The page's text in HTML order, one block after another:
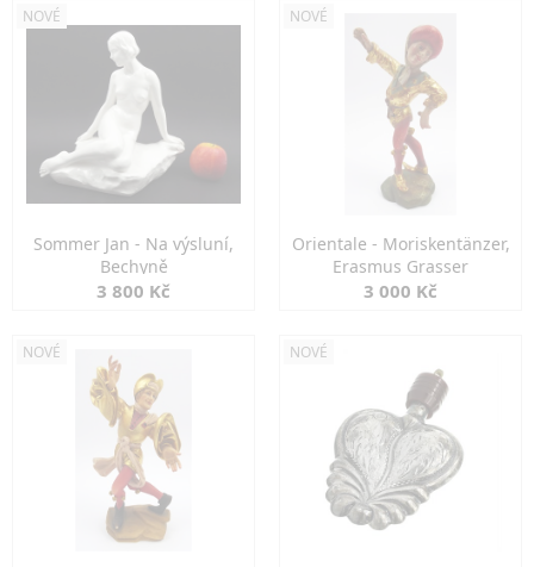
NOVÉ
Sommer Jan - Na výsluní,
Bechyně
3 800 Kč
NOVÉ
Orientale - Moriskentänzer,
Erasmus Grasser
3 000 Kč
NOVÉ NOVÉ